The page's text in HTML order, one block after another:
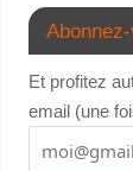
Et profitez
email (une